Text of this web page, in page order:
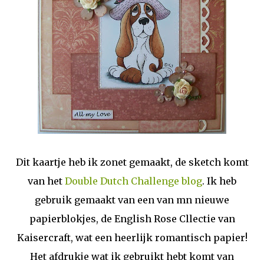
Dit kaartje heb ik zonet gemaakt, de sketch komt
van het Double Dutch Challenge blog. Ik heb
gebruik gemaakt van een van mn nieuwe
papierblokjes, de English Rose Cllectie van
Kaisercraft, wat een heerlijk romantisch papier!
Het afdrukje wat ik gebruikt hebt komt van